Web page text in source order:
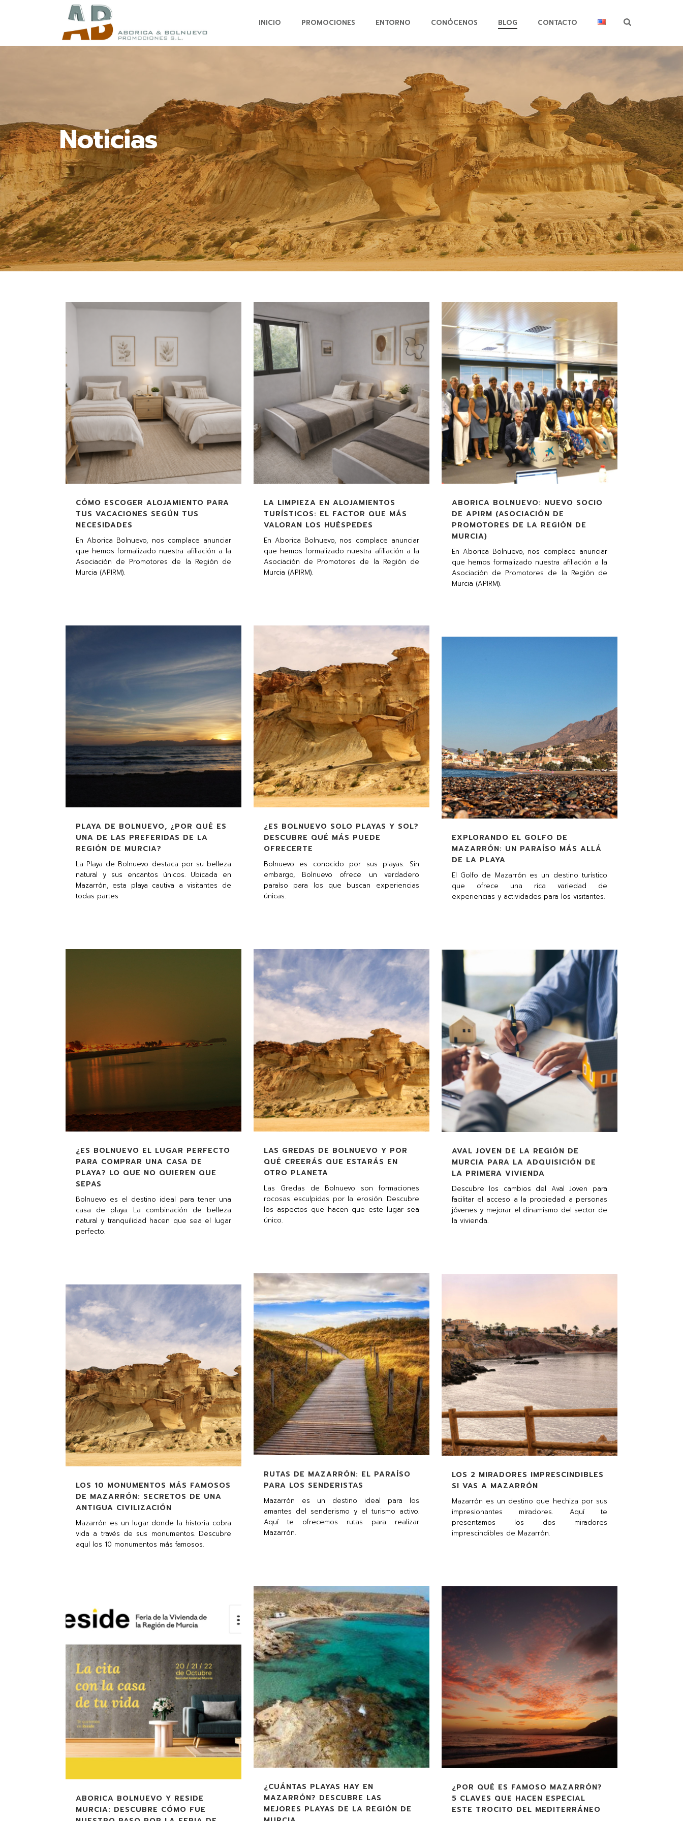
INICIO PROMOCIONES ENTORNO CONÓCENOS BLOG CONTACTO
Noticias
CÓMO ESCOGER ALOJAMIENTO PARA
TUS VACACIONES SEGÚN TUS
NECESIDADES
En Aborica Bolnuevo, nos complace anunciar
que hemos formalizado nuestra afiliación a la
Asociación de Promotores de la Región de
Murcia (APIRM).
LA LIMPIEZA EN ALOJAMIENTOS
TURÍSTICOS: EL FACTOR QUE MÁS
VALORAN LOS HUÉSPEDES
En Aborica Bolnuevo, nos complace anunciar
que hemos formalizado nuestra afiliación a la
Asociación de Promotores de la Región de
Murcia (APIRM).
ABORICA BOLNUEVO: NUEVO SOCIO
DE APIRM (ASOCIACIÓN DE
PROMOTORES DE LA REGIÓN DE
MURCIA)
En Aborica Bolnuevo, nos complace anunciar
que hemos formalizado nuestra afiliación a la
Asociación de Promotores de la Región de
Murcia (APIRM).
PLAYA DE BOLNUEVO, ¿POR QUÉ ES
UNA DE LAS PREFERIDAS DE LA
REGIÓN DE MURCIA?
La Playa de Bolnuevo destaca por su belleza
natural y sus encantos únicos. Ubicada en
Mazarrón, esta playa cautiva a visitantes de
todas partes
¿ES BOLNUEVO SOLO PLAYAS Y SOL?
DESCUBRE QUÉ MÁS PUEDE
OFRECERTE
Bolnuevo es conocido por sus playas. Sin
embargo, Bolnuevo ofrece un verdadero
paraíso para los que buscan experiencias
únicas.
EXPLORANDO EL GOLFO DE
MAZARRÓN: UN PARAÍSO MÁS ALLÁ
DE LA PLAYA
El Golfo de Mazarrón es un destino turístico
que ofrece una rica variedad de
experiencias y actividades para los visitantes.
¿ES BOLNUEVO EL LUGAR PERFECTO
PARA COMPRAR UNA CASA DE
PLAYA? LO QUE NO QUIEREN QUE
SEPAS
Bolnuevo es el destino ideal para tener una
casa de playa. La combinación de belleza
natural y tranquilidad hacen que sea el lugar
perfecto.
LAS GREDAS DE BOLNUEVO Y POR
QUÉ CREERÁS QUE ESTARÁS EN
OTRO PLANETA
Las Gredas de Bolnuevo son formaciones
rocosas esculpidas por la erosión. Descubre
los aspectos que hacen que este lugar sea
único.
AVAL JOVEN DE LA REGIÓN DE
MURCIA PARA LA ADQUISICIÓN DE
LA PRIMERA VIVIENDA
Descubre los cambios del Aval Joven para
facilitar el acceso a la propiedad a personas
jóvenes y mejorar el dinamismo del sector de
la vivienda.
RUTAS DE MAZARRÓN: EL PARAÍSO
PARA LOS SENDERISTAS
Mazarrón es un destino ideal para los
amantes del senderismo y el turismo activo.
Aquí te ofrecemos rutas para realizar
Mazarrón.
LOS 2 MIRADORES IMPRESCINDIBLES
SI VAS A MAZARRÓN
Mazarrón es un destino que hechiza por sus
impresionantes miradores. Aquí te
presentamos los dos miradores
imprescindibles de Mazarrón.
LOS 10 MONUMENTOS MÁS FAMOSOS
DE MAZARRÓN: SECRETOS DE UNA
ANTIGUA CIVILIZACIÓN
Mazarrón es un lugar donde la historia cobra
vida a través de sus monumentos. Descubre
aquí los 10 monumentos más famosos.
¿CUÁNTAS PLAYAS HAY EN
MAZARRÓN? DESCUBRE LAS
MEJORES PLAYAS DE LA REGIÓN DE
¿POR QUÉ ES FAMOSO MAZARRÓN?
5 CLAVES QUE HACEN ESPECIAL
ESTE TROCITO DEL MEDITERRÁNEO
ABORICA BOLNUEVO Y RESIDE
MURCIA: DESCUBRE CÓMO FUE